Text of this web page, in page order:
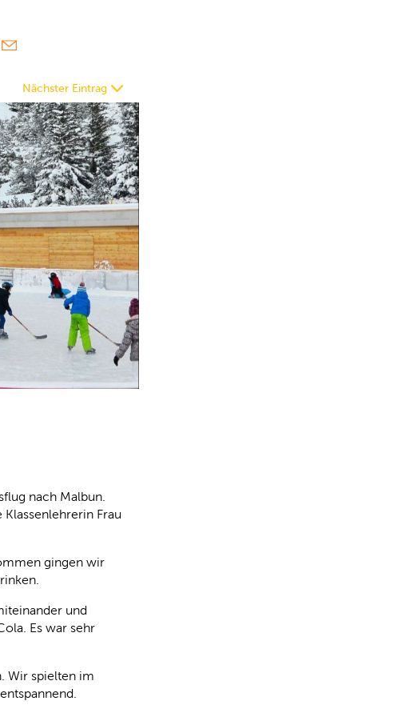
Nächster Eintrag
nach Malbun.
Frau
gingen wir
und
Es war sehr
Wir spielten im